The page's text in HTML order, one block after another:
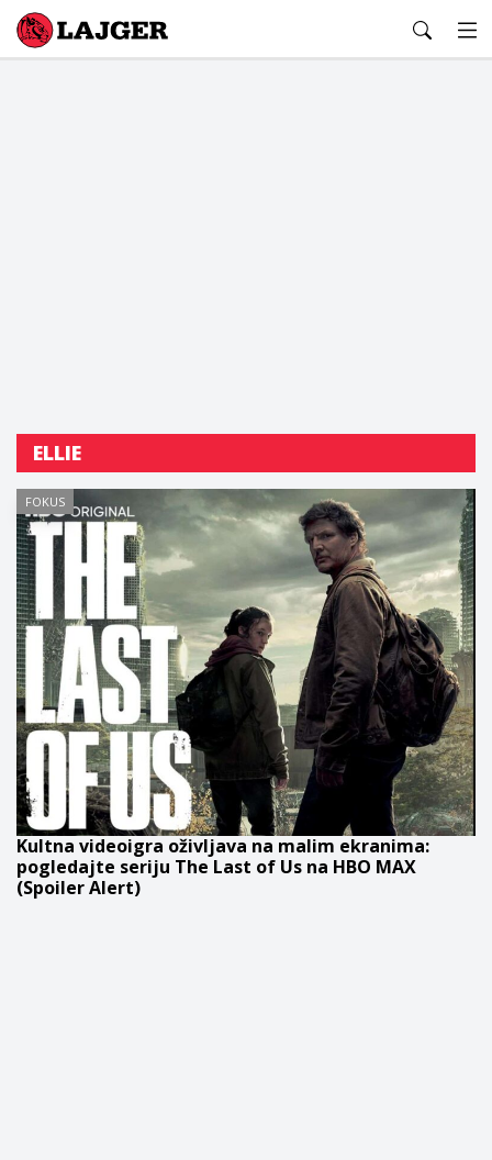
Lajger
ELLIE
FOKUS
Kultna videoigra oživljava na malim ekranima:
pogledajte seriju The Last of Us na HBO MAX
(Spoiler Alert)